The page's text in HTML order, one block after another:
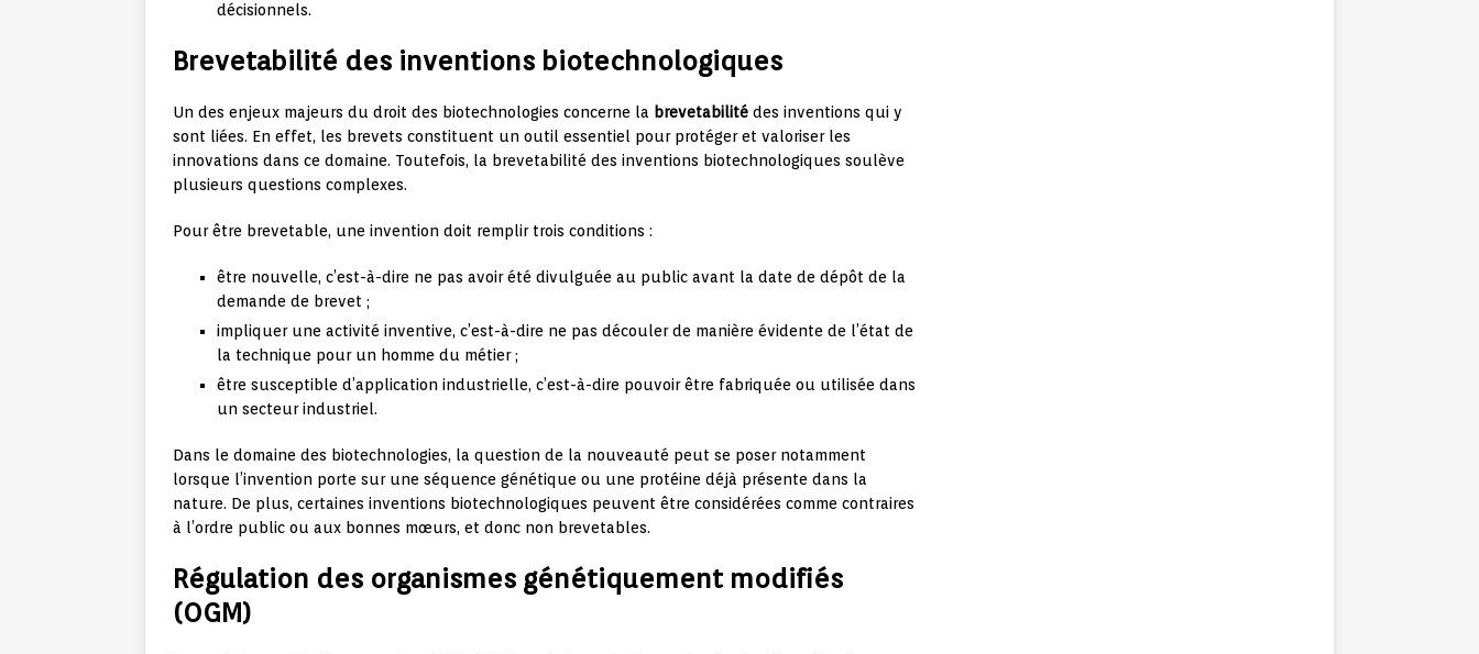
décisionnels.
Brevetabilité des inventions biotechnologiques
Un des enjeux majeurs du droit des biotechnologies concerne la brevetabilité des inventions qui y
sont liées. En effet, les brevets constituent un outil essentiel pour protéger et valoriser les
innovations dans ce domaine. Toutefois, la brevetabilité des inventions biotechnologiques soulève
plusieurs questions complexes.
Pour être brevetable, une invention doit remplir trois conditions :
être nouvelle, c’est-à-dire ne pas avoir été divulguée au public avant la date de dépôt de la
demande de brevet ;
impliquer une activité inventive, c’est-à-dire ne pas découler de manière évidente de l’état de
la technique pour un homme du métier ;
être susceptible d’application industrielle, c’est-à-dire pouvoir être fabriquée ou utilisée dans
un secteur industriel.
Dans le domaine des biotechnologies, la question de la nouveauté peut se poser notamment
lorsque l’invention porte sur une séquence génétique ou une protéine déjà présente dans la
nature. De plus, certaines inventions biotechnologiques peuvent être considérées comme contraires
à l’ordre public ou aux bonnes mœurs, et donc non brevetables.
Régulation des organismes génétiquement modifiés
(OGM)